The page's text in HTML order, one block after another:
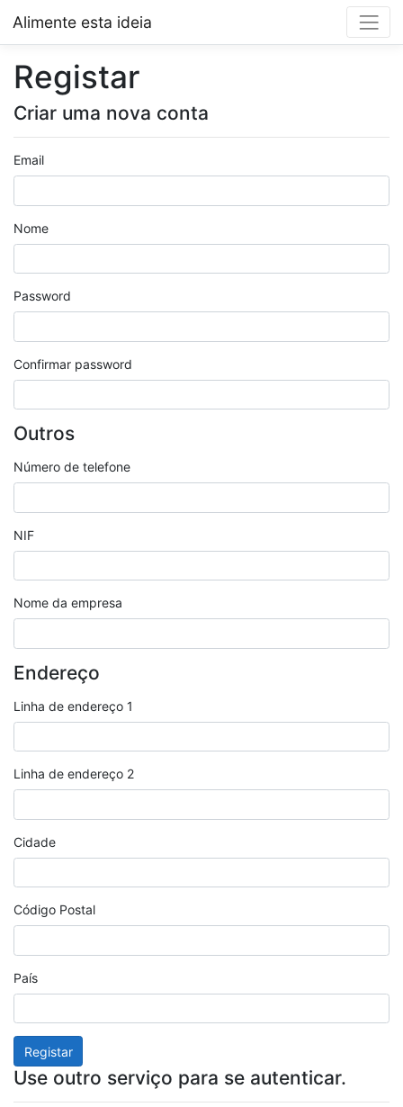
Alimente esta ideia
Registar
Criar uma nova conta
Email
Nome
Password
Confirmar password
Outros
Número de telefone
NIF
Nome da empresa
Endereço
Linha de endereço 1
Linha de endereço 2
Cidade
Código Postal
País
Registar
Use outro serviço para se autenticar.